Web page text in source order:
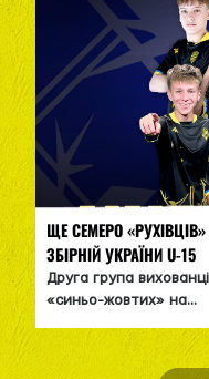
ЩЕ СЕМЕРО
ЗБІРНІЙ УКРАЇНИ U-15
Друга група
«синьо-жовтих» на...